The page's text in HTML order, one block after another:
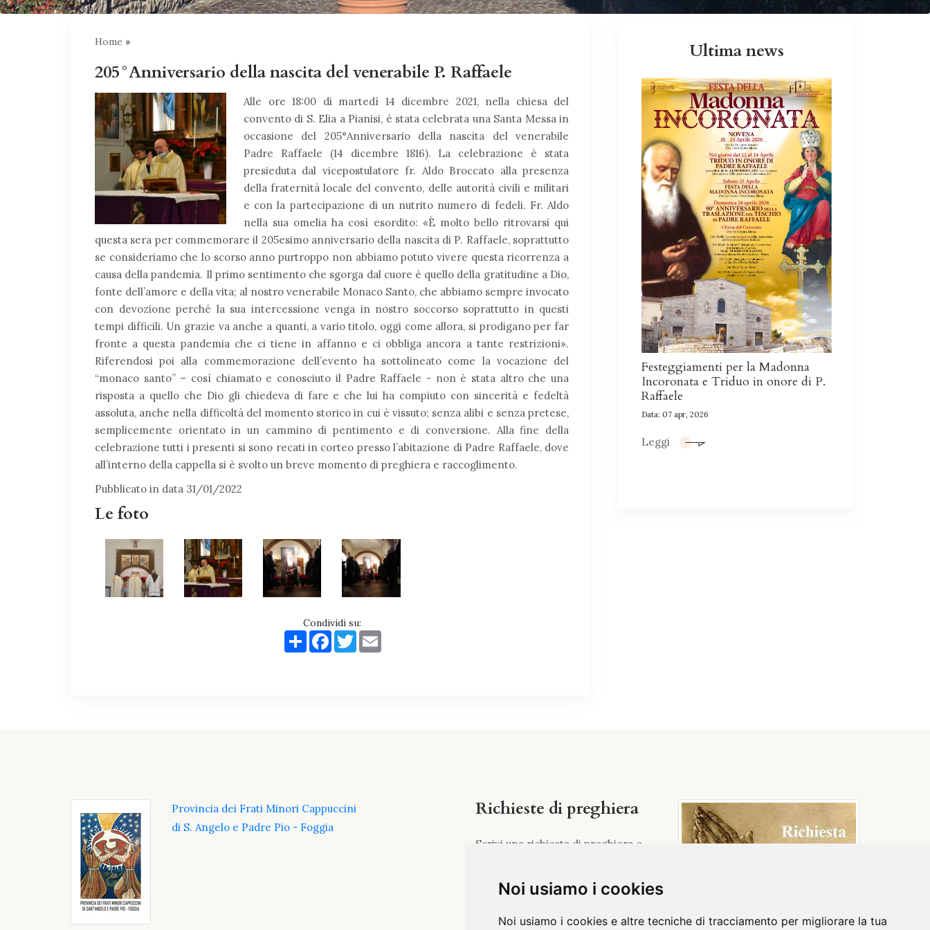
Noi usiamo i cookies
Noi usiamo i cookies e altre tecniche di tracciamento per migliorare la tua
Home »
205°Anniversario della nascita del venerabile P. Raffaele
Alle ore 18:00 di martedì 14 dicembre 2021, nella chiesa del
convento di S. Elia a Pianisi, è stata celebrata una Santa Messa in
occasione del 205°Anniversario della nascita del venerabile
Padre Raffaele (14 dicembre 1816). La celebrazione è stata
presieduta dal vicepostulatore fr. Aldo Broccato alla presenza
della fraternità locale del convento, delle autorità civili e militari
e con la partecipazione di un nutrito numero di fedeli. Fr. Aldo
nella sua omelia ha così esordito: «È molto bello ritrovarsi qui
questa sera per commemorare il 205esimo anniversario della nascita di P. Raffaele, soprattutto
se consideriamo che lo scorso anno purtroppo non abbiamo potuto vivere questa ricorrenza a
causa della pandemia. Il primo sentimento che sgorga dal cuore è quello della gratitudine a Dio,
fonte dell’amore e della vita; al nostro venerabile Monaco Santo, che abbiamo sempre invocato
con devozione perché la sua intercessione venga in nostro soccorso soprattutto in questi
tempi difficili. Un grazie va anche a quanti, a vario titolo, oggi come allora, si prodigano per far
fronte a questa pandemia che ci tiene in affanno e ci obbliga ancora a tante restrizioni».
Riferendosi poi alla commemorazione dell’evento ha sottolineato come la vocazione del
“monaco santo” – così chiamato e conosciuto il Padre Raffaele - non è stata altro che una
risposta a quello che Dio gli chiedeva di fare e che lui ha compiuto con sincerità e fedeltà
assoluta, anche nella difficoltà del momento storico in cui è vissuto; senza alibi e senza pretese,
semplicemente orientato in un cammino di pentimento e di conversione. Alla fine della
celebrazione tutti i presenti si sono recati in corteo presso l’abitazione di Padre Raffaele, dove
all’interno della cappella si è svolto un breve momento di preghiera e raccoglimento.
Pubblicato in data 31/01/2022
Le foto
Condividi su:
ShareFacebook
TwitterEmail
Ultima news
Festeggiamenti per la Madonna
Incoronata e Triduo in onore di P.
Raffaele
Data: 07 apr, 2026
Leggi
Provincia dei Frati Minori Cappuccini
di S. Angelo e Padre Pio - Foggia
Richieste di preghiera
Scrivi una richiesta di preghiera e
vicepostulazione@conventosantelia.it
Caro P. Raffaele...